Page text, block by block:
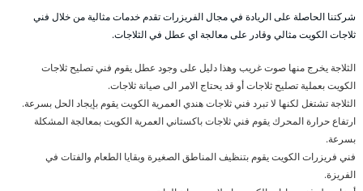
شركتنا الحاصلة على الريادة في مجال الفريزرات تقدم خدمات مثالية من خلال فني
ثلاجات الكويت مثالي وقادر على معالجة اي عطل في الثلاجات.
الثلاجة يخرج منها صوت غريب وهذا دليل على وجود عطل يقوم فني تصليح ثلاجات
الكويت بعملية تصليح ثلاجات أو قد يحتاج الامر الى صيانة ثلاجات.
الثلاجة تشتغل لكنها لا تبرد فني ثلاجات هندي العمرية الكويت يقوم بإيجاد الحل بسرعة.
ارتفاع حرارة المحرك يقوم فني ثلاجات باكستاني العمرية الكويت بمعالجة المشكلة
بسرعة.
فني فريزرات الكويت يقوم بتنظيف المناطق الصغيرة وبقايا الطعام والفتات في
الفريزة.